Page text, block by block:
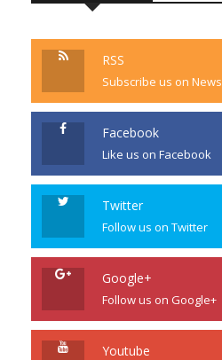
RSS
Subscribe us on News
Facebook
Like us on Facebook
Twitter
Follow us on Twitter
Google+
Follow us on Google+
Youtube